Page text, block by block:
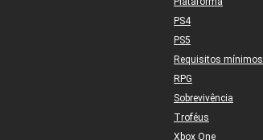
PS4
PS5
Requisitos mínimos
RPG
Sobrevivência
Troféus
Xbox One